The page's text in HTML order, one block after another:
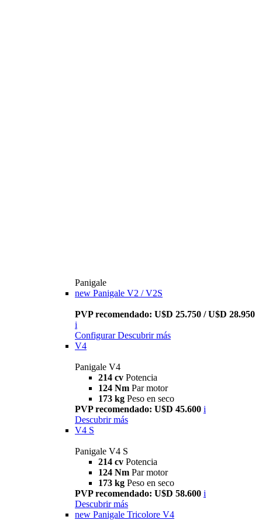
Panigale
new Panigale V2 / V2S
PVP recomendado: U$D 25.750 / U$D 28.950
i
Configurar Descubrir más
V4
Panigale V4
214 cv Potencia
124 Nm Par motor
173 kg Peso en seco
PVP recomendado: U$D 45.600 i
Descubrir más
V4 S
Panigale V4 S
214 cv Potencia
124 Nm Par motor
173 kg Peso en seco
PVP recomendado: U$D 58.600 i
Descubrir más
new Panigale Tricolore V4